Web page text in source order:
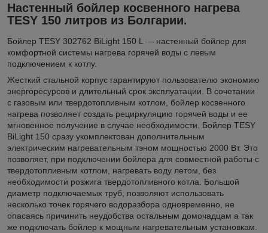
Настенный бойлер косвенного нагрева
TESY 150 литров из Болгарии.
Бойлер TESY 302762 BiLight 150 L — настенный бойлер для
комфортной системы нагрева горячей воды с левым
подключением к котлу.
Жесткий стальной корпус гарантируют пользователю экономию
энергоресурсов и длительный срок эксплуатации. В сочетании
с газовым или твердотопливным котлом, бойлер косвенного
нагрева позволяет создать рециркуляцию горячей воды и ее
мгновенное получение в случае необходимости. Бойлер TESY
BiLight 150 сразу укомплектован дополнительным
электрическим нагревательным тэном мощностью 2000 Вт. Это
позволяет, при подключении бойлера для совместной работы с
твердотопливным котлом, нагревать воду летом, без
необходимости розжига твердотопливного котла. Большой
диаметр подключаемых труб, позволяют использовать
несколько точек горячего водоразбора одновременно, не
опасаясь причинить неудобства остальным домочадцам а так
же подключать бойлер к мощным нагревательным установкам.